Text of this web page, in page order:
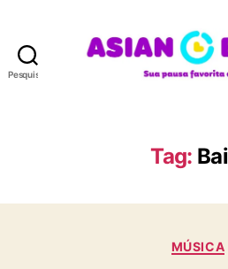
Pesquisar
A
N
R
A
Tag:
C
MÚSICA